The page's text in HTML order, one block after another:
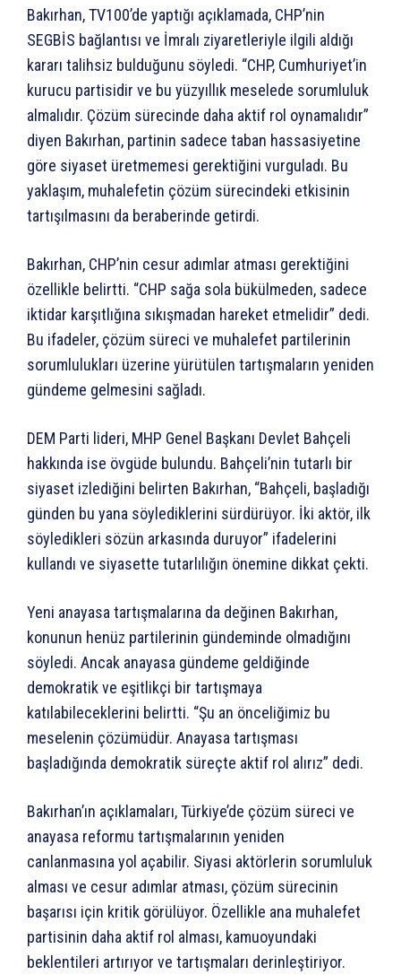
Bakırhan, TV100’de yaptığı açıklamada, CHP’nin
SEGBİS bağlantısı ve İmralı ziyaretleriyle ilgili aldığı
kararı talihsiz bulduğunu söyledi. “CHP, Cumhuriyet’in
kurucu partisidir ve bu yüzyıllık meselede sorumluluk
almalıdır. Çözüm sürecinde daha aktif rol oynamalıdır”
diyen Bakırhan, partinin sadece taban hassasiyetine
göre siyaset üretmemesi gerektiğini vurguladı. Bu
yaklaşım, muhalefetin çözüm sürecindeki etkisinin
tartışılmasını da beraberinde getirdi.
Bakırhan, CHP’nin cesur adımlar atması gerektiğini
özellikle belirtti. “CHP sağa sola bükülmeden, sadece
iktidar karşıtlığına sıkışmadan hareket etmelidir” dedi.
Bu ifadeler, çözüm süreci ve muhalefet partilerinin
sorumlulukları üzerine yürütülen tartışmaların yeniden
gündeme gelmesini sağladı.
DEM Parti lideri, MHP Genel Başkanı Devlet Bahçeli
hakkında ise övgüde bulundu. Bahçeli’nin tutarlı bir
siyaset izlediğini belirten Bakırhan, “Bahçeli, başladığı
günden bu yana söylediklerini sürdürüyor. İki aktör, ilk
söyledikleri sözün arkasında duruyor” ifadelerini
kullandı ve siyasette tutarlılığın önemine dikkat çekti.
Yeni anayasa tartışmalarına da değinen Bakırhan,
konunun henüz partilerinin gündeminde olmadığını
söyledi. Ancak anayasa gündeme geldiğinde
demokratik ve eşitlikçi bir tartışmaya
katılabileceklerini belirtti. “Şu an önceliğimiz bu
meselenin çözümüdür. Anayasa tartışması
başladığında demokratik süreçte aktif rol alırız” dedi.
Bakırhan’ın açıklamaları, Türkiye’de çözüm süreci ve
anayasa reformu tartışmalarının yeniden
canlanmasına yol açabilir. Siyasi aktörlerin sorumluluk
alması ve cesur adımlar atması, çözüm sürecinin
başarısı için kritik görülüyor. Özellikle ana muhalefet
partisinin daha aktif rol alması, kamuoyundaki
beklentileri artırıyor ve tartışmaları derinleştiriyor.